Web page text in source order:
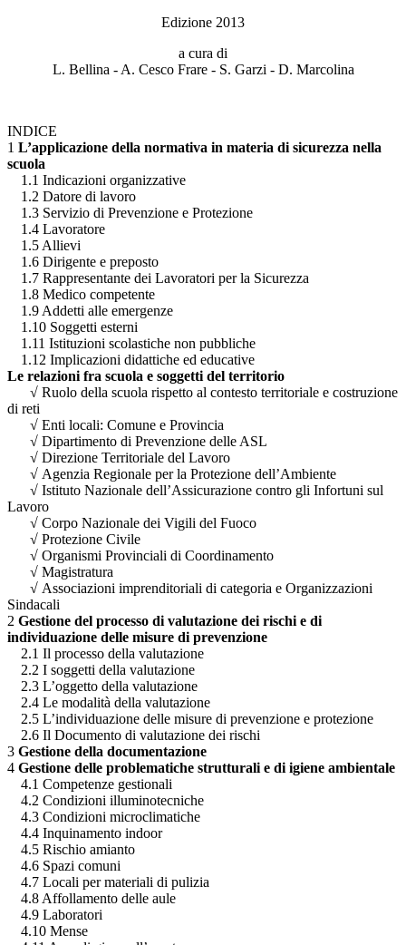
Edizione 2013
a cura di
L. Bellina - A. Cesco Frare - S. Garzi - D. Marcolina
INDICE
1 L’applicazione della normativa in materia di sicurezza nella
scuola
1.1 Indicazioni organizzative
1.2 Datore di lavoro
1.3 Servizio di Prevenzione e Protezione
1.4 Lavoratore
1.5 Allievi
1.6 Dirigente e preposto
1.7 Rappresentante dei Lavoratori per la Sicurezza
1.8 Medico competente
1.9 Addetti alle emergenze
1.10 Soggetti esterni
1.11 Istituzioni scolastiche non pubbliche
1.12 Implicazioni didattiche ed educative
Le relazioni fra scuola e soggetti del territorio
√ Ruolo della scuola rispetto al contesto territoriale e costruzione
di reti
√ Enti locali: Comune e Provincia
√ Dipartimento di Prevenzione delle ASL
√ Direzione Territoriale del Lavoro
√ Agenzia Regionale per la Protezione dell’Ambiente
√ Istituto Nazionale dell’Assicurazione contro gli Infortuni sul
Lavoro
√ Corpo Nazionale dei Vigili del Fuoco
√ Protezione Civile
√ Organismi Provinciali di Coordinamento
√ Magistratura
√ Associazioni imprenditoriali di categoria e Organizzazioni
Sindacali
2 Gestione del processo di valutazione dei rischi e di
individuazione delle misure di prevenzione
2.1 Il processo della valutazione
2.2 I soggetti della valutazione
2.3 L’oggetto della valutazione
2.4 Le modalità della valutazione
2.5 L’individuazione delle misure di prevenzione e protezione
2.6 Il Documento di valutazione dei rischi
3 Gestione della documentazione
4 Gestione delle problematiche strutturali e di igiene ambientale
4.1 Competenze gestionali
4.2 Condizioni illuminotecniche
4.3 Condizioni microclimatiche
4.4 Inquinamento indoor
4.5 Rischio amianto
4.6 Spazi comuni
4.7 Locali per materiali di pulizia
4.8 Affollamento delle aule
4.9 Laboratori
4.10 Mense